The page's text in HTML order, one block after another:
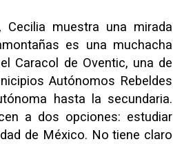
Cecilia muestra una mirada
es una muchacha
Caracol de Oventic, una de
Autónomos Rebeldes
hasta la secundaria.
a dos opciones: estudiar
de México. No tiene claro